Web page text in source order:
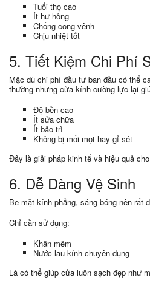
Tuổi thọ cao
Ít hư hỏng
Chống cong vênh
Chịu nhiệt tốt
5. Tiết Kiệm Chi Phí
Mặc dù chi phí đầu tư ban đầu có thể
thường nhưng cửa kính cường lực lại
Độ bền cao
Ít sửa chữa
Ít bảo trì
Không bị mối mọt hay gỉ sét
Đây là giải pháp kinh tế và hiệu quả
6. Dễ Dàng Vệ Sinh
Bề mặt kính phẳng, sáng bóng nên rất
Chỉ cần sử dụng:
Khăn mềm
Nước lau kính chuyên dụng
Là có thể giúp cửa luôn sạch đẹp như